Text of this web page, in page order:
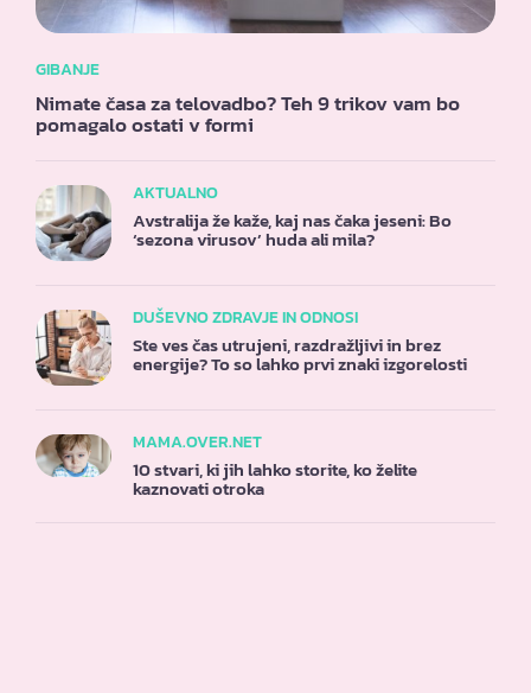
GIBANJE
Nimate časa za telovadbo? Teh 9 trikov vam bo
pomagalo ostati v formi
AKTUALNO
Avstralija že kaže, kaj nas čaka jeseni: Bo
‘sezona virusov’ huda ali mila?
DUŠEVNO ZDRAVJE IN ODNOSI
Ste ves čas utrujeni, razdražljivi in brez
energije? To so lahko prvi znaki izgorelosti
MAMA.OVER.NET
10 stvari, ki jih lahko storite, ko želite
kaznovati otroka